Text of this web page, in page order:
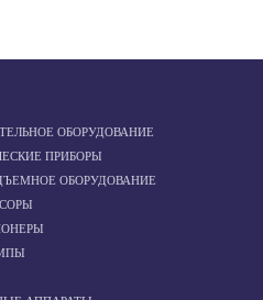
ОБОРУДОВАНИЕ
ПРИБОРЫ
ОБОРУДОВАНИЕ